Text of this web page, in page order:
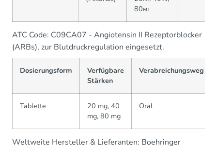
80мг
ATC Code: C09CA07 - Angiotensin II Rezeptorblocker
(ARBs), zur Blutdruckregulation eingesetzt.
Dosierungsform
Verfügbare
Stärken
Verabreichungsweg
Tablette
20 mg, 40
mg, 80 mg
Oral
Weltweite Hersteller & Lieferanten: Boehringer